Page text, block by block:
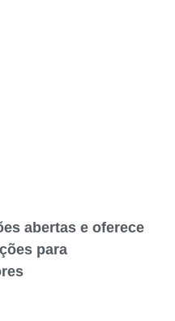
abertas e oferece
para